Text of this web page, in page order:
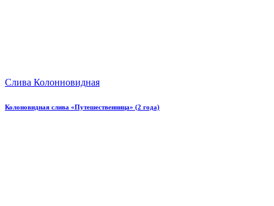
Слива Колонновидная
Колоновидная слива «Путешественница» (2 года)